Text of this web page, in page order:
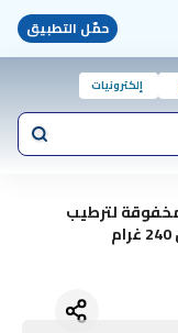
حمّل التطبيق
إلكترونيات
لترطيب